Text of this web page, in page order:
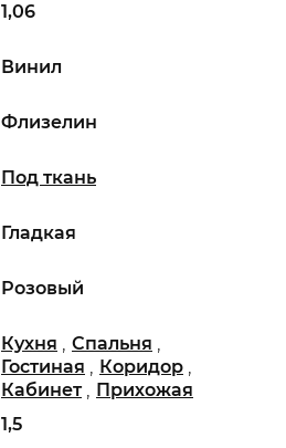
1,06
1,5
Розовый
Под ткань
Флизелин
Винил
Кухня , Спальня ,
Гостиная , Коридор ,
Кабинет , Прихожая
Гладкая